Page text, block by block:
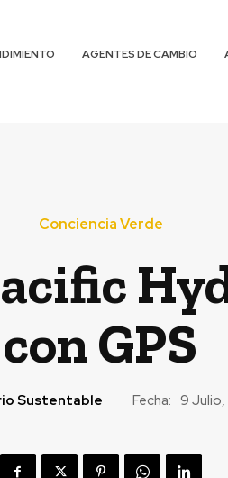
AGENTES DE CAMBIO
Conciencia Verde
con GPS
Sustentable Fecha: 9 Julio,